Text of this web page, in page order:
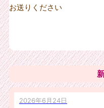
お送りください
2026年6月24日